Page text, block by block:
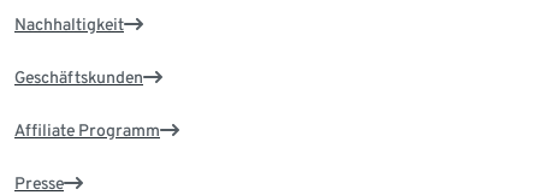
Nachhaltigkeit
Geschäftskunden
Affiliate Programm
Presse